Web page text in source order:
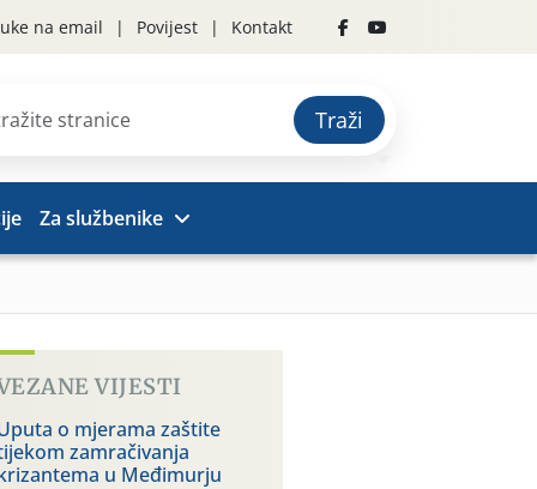
na email Povijest Kontakt
Traži
Za službenike
VIJESTI
o mjerama zaštite
zamračivanja
u Međimurju